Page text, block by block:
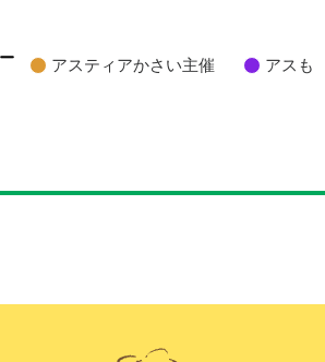
アスティアかさい主催 アスも